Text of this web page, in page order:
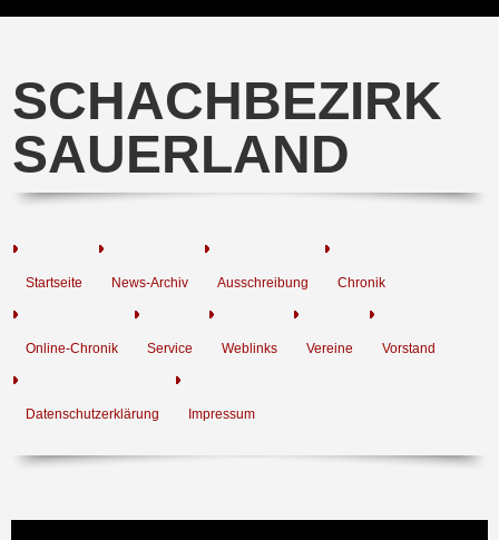
SCHACHBEZIRK
SAUERLAND
Startseite News-Archiv Ausschreibung Chronik
Online-Chronik Service Weblinks Vereine Vorstand
Datenschutzerklärung Impressum